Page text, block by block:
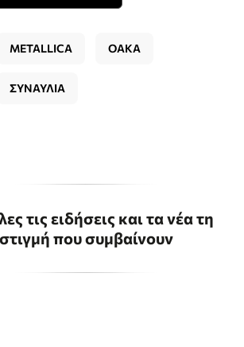
METALLICA ΟΑΚΑ
ΣΥΝΑΥΛΙΑ
τις ειδήσεις και τα νέα τη
στιγμή που συμβαίνουν